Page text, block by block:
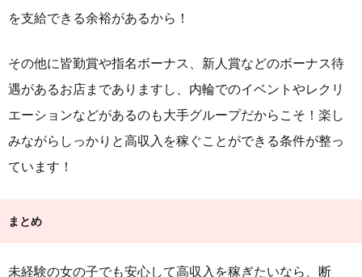
を支給できる余裕があるから！
その他に皆勤賞や指名ボーナス、新人賞などのボーナス待
遇があるお店までありますし、内輪でのイベントやレクリ
エーションなどがあるのも大手グループだからこそ！楽し
みながらしっかりと高収入を稼ぐことができる条件が整っ
ています！
まとめ
未経験の女の子でも安心して高収入を稼ぎたいなら、断